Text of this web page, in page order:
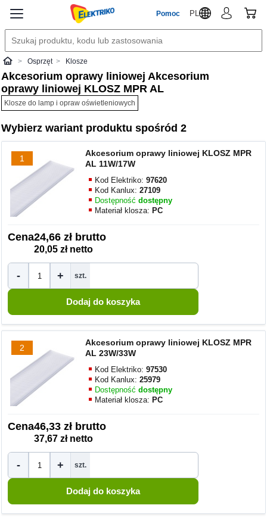
Pomoc PL
ElektrikoOsprzęt Klosze
Akcesorium oprawy liniowej Akcesorium
oprawy liniowej KLOSZ MPR AL
Klosze do lamp i opraw oświetleniowych
Wybierz wariant produktu spośród 2
1
Akcesorium oprawy liniowej KLOSZ MPR
AL 11W/17W
Kod Elektriko:97620
Kod Kanlux:27109
Dostępnośćdostępny
Materiał klosza: PC
Cena24,66 zł brutto
20,05 zł netto
- + szt.
2
Akcesorium oprawy liniowej KLOSZ MPR
AL 23W/33W
Kod Elektriko:97530
Kod Kanlux:25979
Dostępnośćdostępny
Materiał klosza: PC
Cena46,33 zł brutto
37,67 zł netto
- + szt.